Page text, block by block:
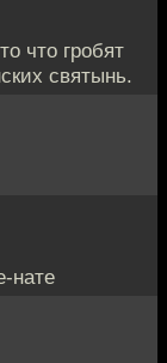
что гробят
святынь.
нате